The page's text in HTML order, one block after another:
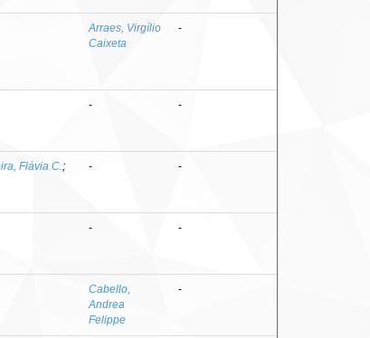
Arraes, Virgílio
Caixeta
-
- -
Flávia C. ;
- -
- -
Cabello,
Andrea
Felippe
-